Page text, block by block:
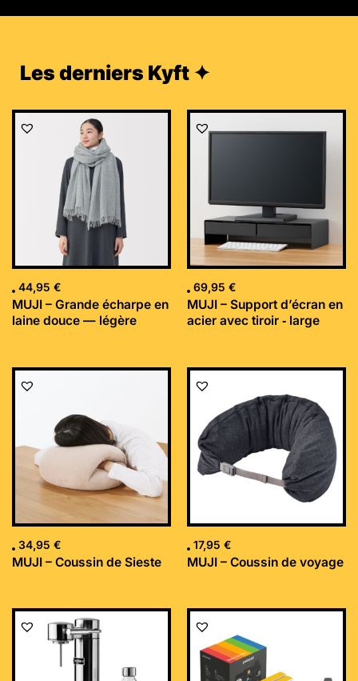
Les derniers Kyft ✦
44,95 €
MUJI – Grande écharpe en
laine douce — légère
69,95 €
MUJI – Support d’écran en
acier avec tiroir ‐ large
34,95 €
MUJI – Coussin de Sieste
17,95 €
MUJI – Coussin de voyage
Le
initial
était :
169,99 €.
Le